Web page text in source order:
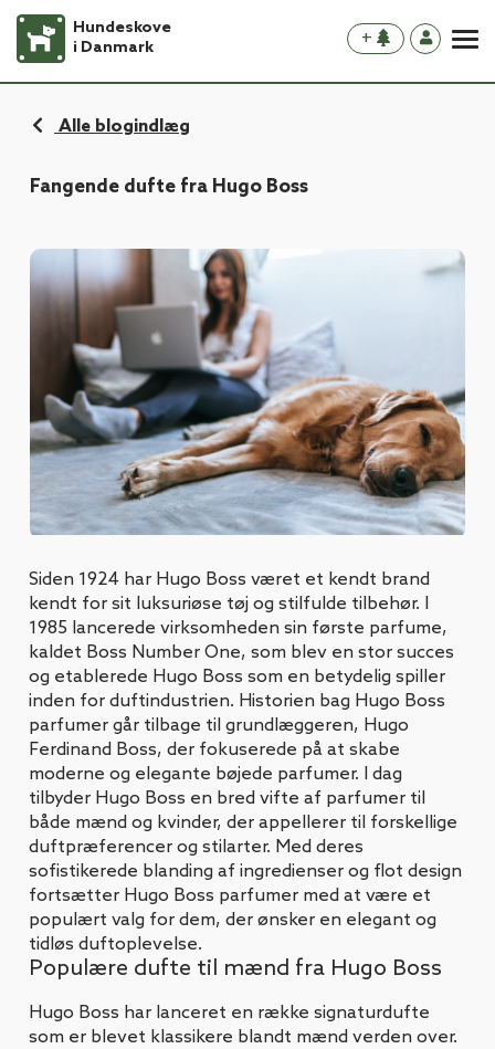
Hundeskove
i Danmark
+
Alle blogindlæg
Siden 1924 har Hugo Boss været et kendt brand
kendt for sit luksuriøse tøj og stilfulde tilbehør. I
1985 lancerede virksomheden sin første parfume,
kaldet Boss Number One, som blev en stor succes
og etablerede Hugo Boss som en betydelig spiller
inden for duftindustrien. Historien bag Hugo Boss
parfumer går tilbage til grundlæggeren, Hugo
Ferdinand Boss, der fokuserede på at skabe
moderne og elegante bøjede parfumer. I dag
tilbyder Hugo Boss en bred vifte af parfumer til
både mænd og kvinder, der appellerer til forskellige
duftpræferencer og stilarter. Med deres
sofistikerede blanding af ingredienser og flot design
fortsætter Hugo Boss parfumer med at være et
populært valg for dem, der ønsker en elegant og
tidløs duftoplevelse.
Populære dufte til mænd fra Hugo Boss
Hugo Boss har lanceret en række signaturdufte
som er blevet klassikere blandt mænd verden over.
Fangende dufte fra Hugo Boss